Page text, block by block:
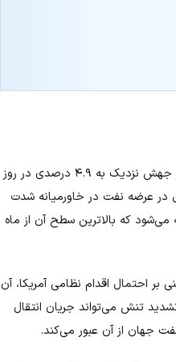
(WTI) روز پنجشنبه به رشد خود ادامه داد؛ رشدی که پس از جهش نزدیک به ۴.۹ درصدی در روز
در عرضه نفت در خاورمیانه شدت
محدوده ۶۶.۳۸ دلار در هر بشکه معامله می‌شود که بالاترین سطح آن از ماه
بر احتمال اقدام نظامی آمریکا، آن
تنش می‌تواند جریان انتقال